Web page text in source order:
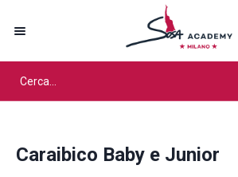
Caraibico Baby e Junior